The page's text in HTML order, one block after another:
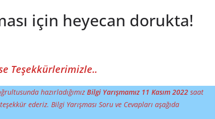
için heyecan dorukta!
Teşekkürlerimizle..
hazırladığımız Bilgi Yarışmamız 11 Kasım 2022 saat
ederiz. Bilgi Yarışması Soru ve Cevapları aşağıda